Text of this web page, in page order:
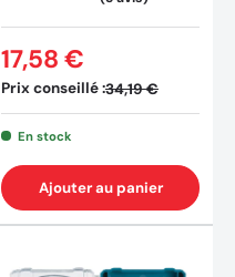
Prix conseillé :34,19 €
17,58 €
En stock
Ajouter au panier